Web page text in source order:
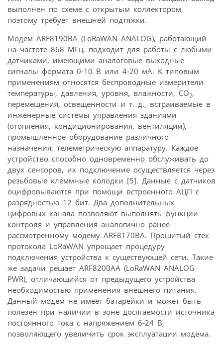
выполнен по схеме с открытым коллектором,
поэтому требует внешней подтяжки.
Модем ARF8190BA (LoRaWAN ANALOG), работающий
на частоте 868 МГц, подходит для работы с любыми
датчиками, имеющими аналоговые выходные
сигналы формата 0-10 В или 4-20 мА. К типовым
применениям относятся беспроводные измерители
температуры, давления, уровня, влажности, CO2,
перемещения, освещенности и т. д., встраиваемые в
инженерные системы управления зданиями
(отопления, кондиционирования, вентиляции),
промышленное оборудование различного
назначения, телеметрическую аппаратуру. Каждое
устройство способно одновременно обслуживать до
двух сенсоров, их подключение осуществляется через
резьбовые клеммные колодки [5]. Данные с датчиков
оцифровываются при помощи встроенного АЦП с
разрядностью 12 бит. Два дополнительных
цифровых канала позволяют выполнять функции
контроля и управления аналогично ранее
рассмотренному модему ARF8170BA. Прошитый стек
протокола LoRaWAN упрощает процедуру
подключения устройства к существующей сети. Такие
же задачи решает ARF8200AA (LoRaWAN ANALOG
PWR), отличающийся от предыдущего устройства
необходимостью применения внешнего питания.
Данный модем не имеет батарейки и может быть
полезен при наличии в зоне досягаемости источника
постоянного тока с напряжением 6-24 В,
позволяющего увеличить срок эксплуатации модема.